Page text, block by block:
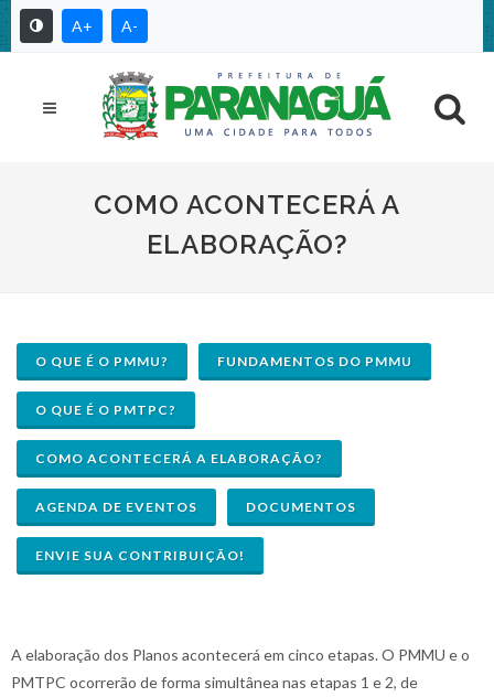
A+ A-
COMO ACONTECERÁ A
ELABORAÇÃO?
O QUE É O PMMU? FUNDAMENTOS DO PMMU
O QUE É O PMTPC?
COMO ACONTECERÁ A ELABORAÇÃO?
AGENDA DE EVENTOS DOCUMENTOS
ENVIE SUA CONTRIBUIÇÃO!
A elaboração dos Planos acontecerá em cinco etapas. O PMMU e o
PMTPC ocorrerão de forma simultânea nas etapas 1 e 2, de